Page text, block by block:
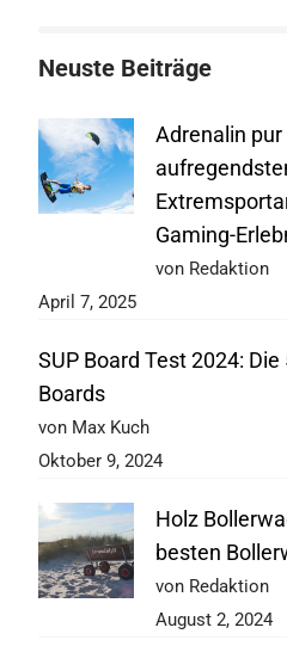
Neuste Beiträge
Adrenalin pur
Gaming-
von Redaktion
April 7, 2025
SUP Board Test 2024:
Boards
von Max Kuch
Oktober 9, 2024
Holz
besten
von Redaktion
August 2, 2024